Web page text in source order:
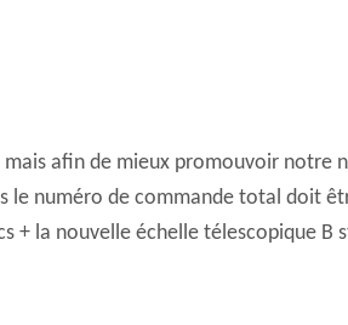
afin de mieux promouvoir
le numéro de commande total doit
+ la nouvelle échelle télescopique B